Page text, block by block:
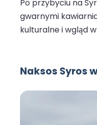
Po przybyciu na
gwarnymi
kulturalne i wgląd
Naksos Syros